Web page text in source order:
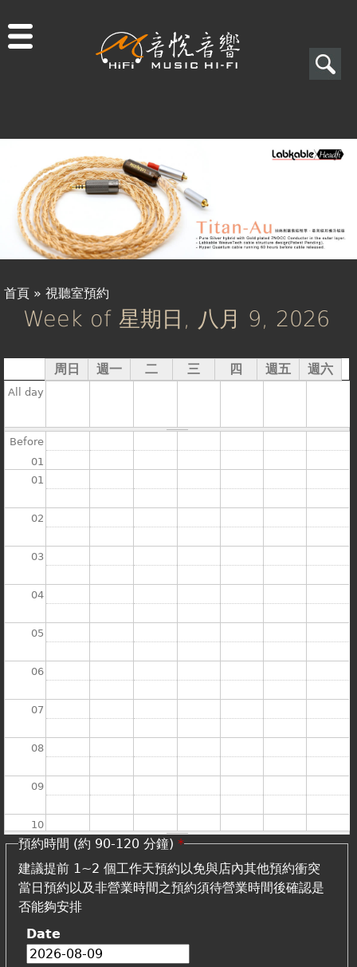
搜
表
搜
尋
商品一覽
二手專區
視聽專欄
購物須知
線上商城
您
在
這
裡
首頁 » 視聽室預約
Week of 星期日, 八月 9, 2026
周日 週一 二 三 四 週五 週六
All day
Before
01
01
02
03
04
05
06
07
08
09
10
11
12
13
預約時間 (約 90-120 分鐘) *
建議提前 1~2 個工作天預約以免與店內其他預約衝突
當日預約以及非營業時間之預約須待營業時間後確認是
否能夠安排
Date